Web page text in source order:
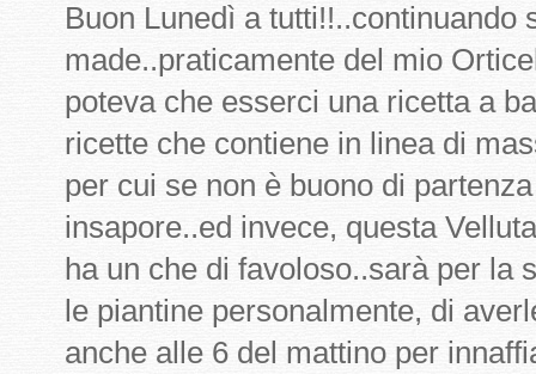
Buon Lunedì a tutti!!..continuando
made..praticamente del mio
poteva che esserci una ricetta a
ricette che contiene in linea di
per cui se non è buono di
insapore..ed invece, questa
ha un che di favoloso..sarà per la
le piantine personalmente, di
anche alle 6 del mattino per